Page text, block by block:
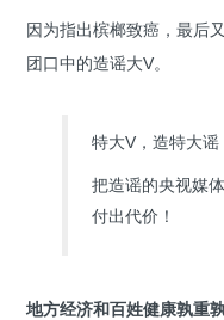
因为指出槟榔致癌，最后
团口中的造谣大V。
特大V，造特大谣
把造谣的央视媒
付出代价！
地方经济和百姓健康孰重